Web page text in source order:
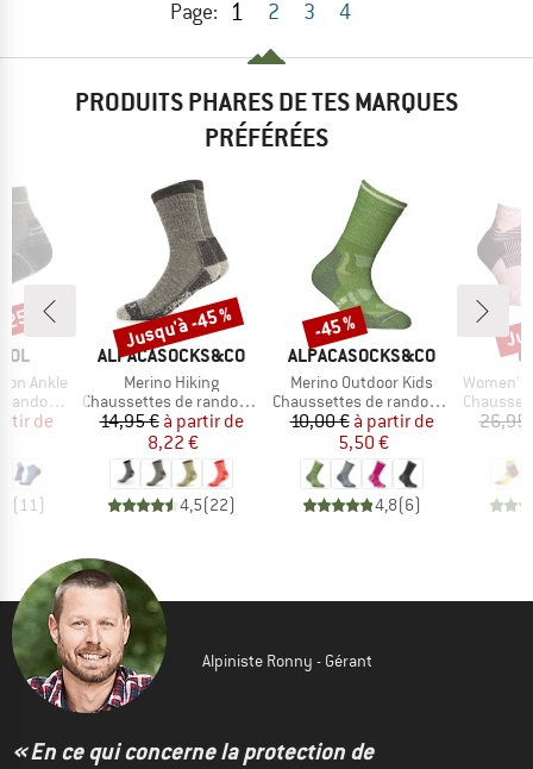
Page: 1 2 3 4
PRODUITS PHARES DE TES MARQUES
PRÉFÉRÉES
Ankle
réduit
de
( 11)
%
MARQUE
ALPACASOCKS&CO
Article
Merino Hiking
Product group
Chaussettes de randonnée
Prix
14,95 € Prix réduit
à partir de
8,22 €
4,5(22)
Remise
Jusqu'à -45 %
MARQUE
ALPACASOCKS&CO
Article
Merino Outdoor Kids
Product group
Chaussettes de randonnée
Prix
10,00 € Prix réduit
à partir de
5,50 €
4,8(6)
Remise
-45 %
Article
Women's All
Product
Chaussettes
26,95
Alpiniste Ronny - Gérant
« En ce qui concerne la protection de